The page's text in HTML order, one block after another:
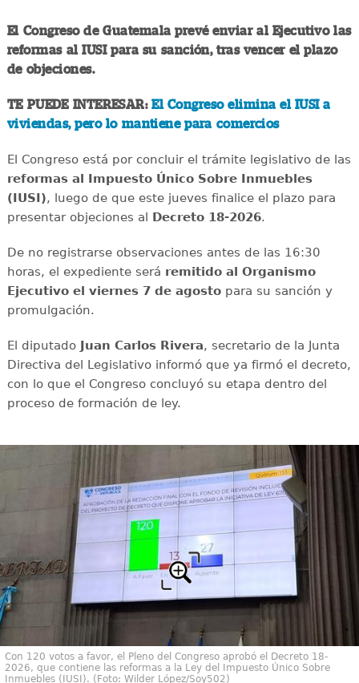
El Congreso de Guatemala prevé enviar al Ejecutivo las
reformas al IUSI para su sanción, tras vencer el plazo
de objeciones.
TE PUEDE INTERESAR:El Congreso elimina el IUSI a
viviendas, pero lo mantiene para comercios
El Congreso está por concluir el trámite legislativo de las
reformas al Impuesto Único Sobre Inmuebles
(IUSI), luego de que este jueves finalice el plazo para
presentar objeciones al Decreto 18-2026.
De no registrarse observaciones antes de las 16:30
horas, el expediente será remitido al Organismo
Ejecutivo el viernes 7 de agostopara su sanción y
promulgación.
El diputado Juan Carlos Rivera, secretario de la Junta
Directiva del Legislativo informó que ya firmó el decreto,
con lo que el Congreso concluyó su etapa dentro del
proceso de formación de ley.
Con 120 votos a favor, el Pleno del Congreso aprobó el Decreto 18-
2026, que contiene las reformas a la Ley del Impuesto Único Sobre
Inmuebles (IUSI). (Foto: Wilder López/Soy502)